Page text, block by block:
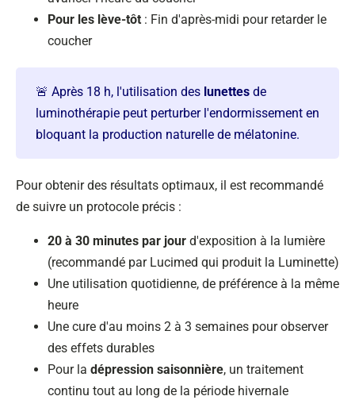
Pour les lève-tôt : Fin d'après-midi pour retarder le
coucher
🚨 Après 18 h, l'utilisation des lunettes de
luminothérapie peut perturber l'endormissement en
bloquant la production naturelle de mélatonine.
Pour obtenir des résultats optimaux, il est recommandé
de suivre un protocole précis :
20 à 30 minutes par jour d'exposition à la lumière
(recommandé par Lucimed qui produit la Luminette)
Une utilisation quotidienne, de préférence à la même
heure
Une cure d'au moins 2 à 3 semaines pour observer
des effets durables
Pour la dépression saisonnière, un traitement
continu tout au long de la période hivernale